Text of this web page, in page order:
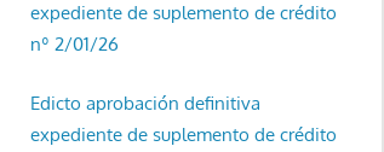
expediente de suplemento de crédito
nº 2/01/26
Edicto aprobación definitiva
expediente de suplemento de crédito